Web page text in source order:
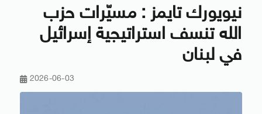
نيويورك تايمز : مسيّرات حزب
الله تنسف استراتيجية إسرائيل
في لبنان
2026-06-03